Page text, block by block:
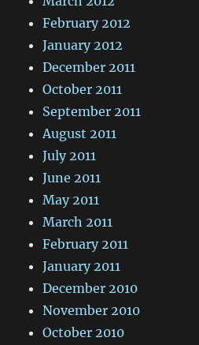
February 2012
January 2012
December 2011
October 2011
September 2011
August 2011
July 2011
June 2011
May 2011
March 2011
February 2011
January 2011
December 2010
November 2010
October 2010